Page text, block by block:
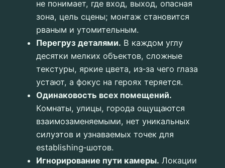
не понимает, где вход, выход, опасная
зона, цель сцены; монтаж становится
рваным и утомительным.
Перегруз деталями. В каждом углу
десятки мелких объектов, сложные
текстуры, яркие цвета, из‑за чего глаза
устают, а фокус на героях теряется.
Одинаковость всех помещений.
Комнаты, улицы, города ощущаются
взаимозаменяемыми, нет уникальных
силуэтов и узнаваемых точек для
establishing‑шотов.
Игнорирование пути камеры. Локации